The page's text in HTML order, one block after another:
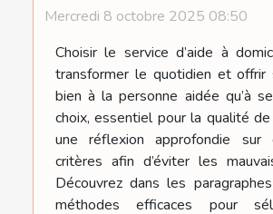
Mercredi 8 octobre 2025 08:50
Choisir le service d’aide à
transformer le quotidien et offrir
bien à la personne aidée qu’à
choix, essentiel pour la qualité
une réflexion approfondie sur
critères afin d’éviter les
Découvrez dans les
méthodes efficaces pour